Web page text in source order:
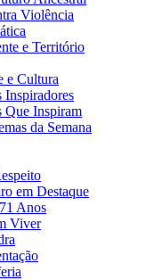
Violência
e Território
e Cultura
Inspiradores
Que Inspiram
da Semana
em Destaque
Anos
Viver